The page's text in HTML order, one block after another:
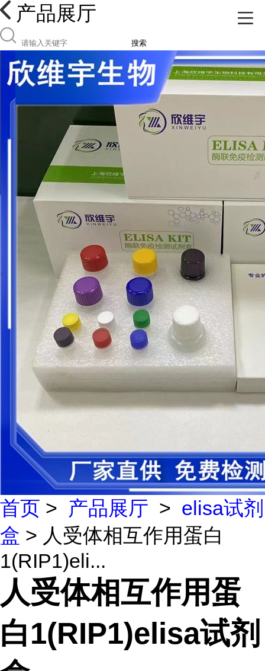
产品展厅
搜索
首页 > 产品展厅 > elisa试剂
盒 > 人受体相互作用蛋白
1(RIP1)eli...
人受体相互作用蛋
白1(RIP1)elisa试剂